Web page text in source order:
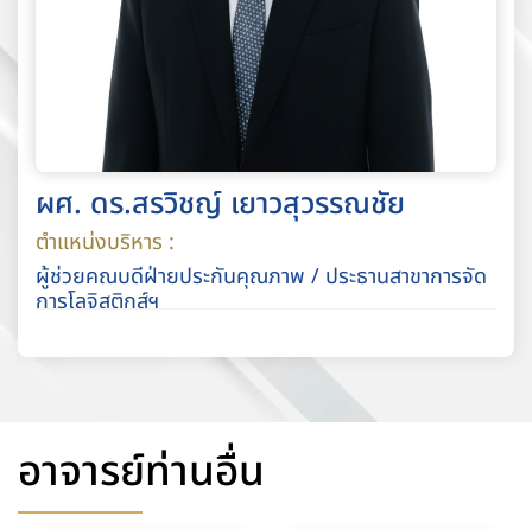
ผศ. ดร.สรวิชญ์ เยาวสุวรรณชัย
ตำแหน่งบริหาร :
ผู้ช่วยคณบดีฝ่ายประกันคุณภาพ / ประธานสาขาการจัด
การโลจิสติกส์ฯ
อาจารย์ท่านอื่น